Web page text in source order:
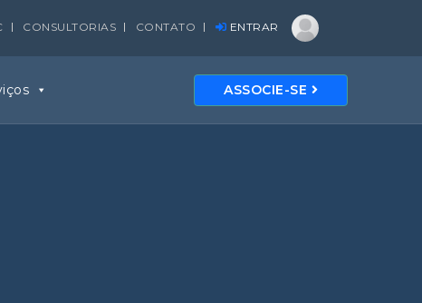
CONSULTORIAS CONTATO ENTRAR
ASSOCIE-SE